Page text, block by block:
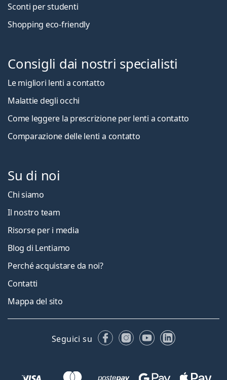
Sconti per studenti
Shopping eco-friendly
Consigli dai nostri specialisti
Le migliori lenti a contatto
Malattie degli occhi
Come leggere la prescrizione per lenti a contatto
Comparazione delle lenti a contatto
Su di noi
Chi siamo
Il nostro team
Risorse per i media
Blog di Lentiamo
Perché acquistare da noi?
Contatti
Mappa del sito
Seguici su FacebookInstagram
YouTubeLinkedIn